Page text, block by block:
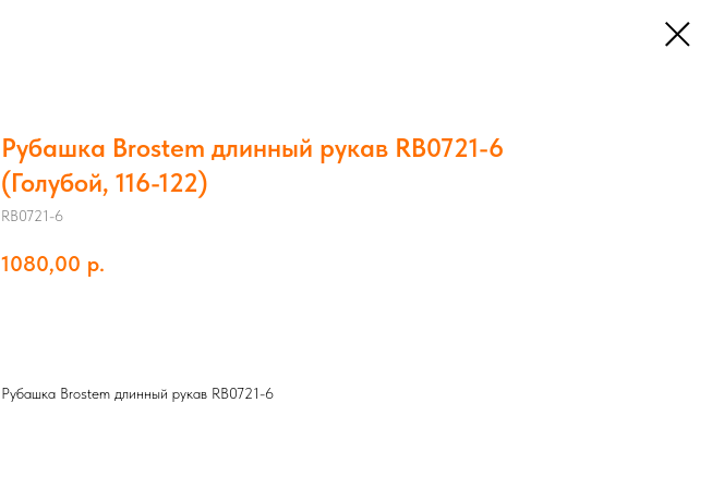
Рубашка Brostem длинный рукав RB0721-6
(Голубой, 116-122)
RB0721-6
1080,00 р.
Рубашка Brostem длинный рукав RB0721-6